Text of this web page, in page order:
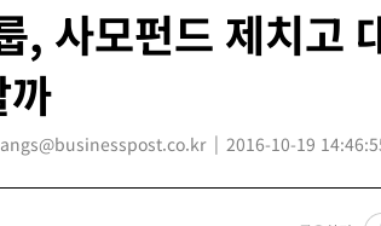
, 사모펀드 제치고
까
2016-10-19